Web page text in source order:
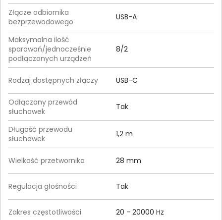
Złącze odbiornika
bezprzewodowego
USB-A
Maksymalna ilość
sparowań/jednocześnie
podłączonych urządzeń
8/2
Rodzaj dostępnych złączy USB-C
Odłączany przewód
słuchawek
Tak
Długość przewodu
słuchawek
1,2 m
Wielkość przetwornika 28 mm
Regulacja głośności Tak
Zakres częstotliwości 20 - 20000 Hz